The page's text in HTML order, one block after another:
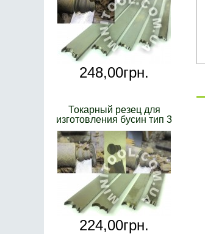
248,00грн.
Токарный резец для
изготовления бусин тип 3
224,00грн.